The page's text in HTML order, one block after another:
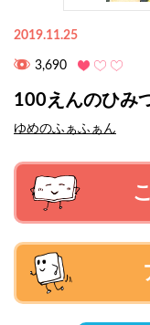
2019.11.25
3,690
100えんのひみ
ゆめのふぁふぁん